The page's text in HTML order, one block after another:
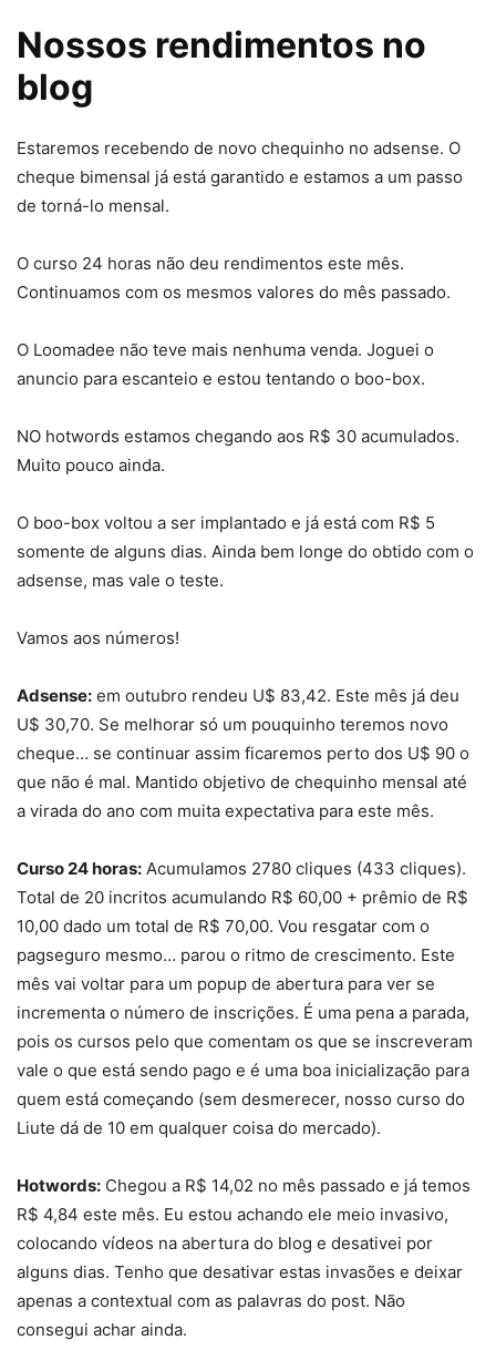
Nossos rendimentos no
blog
Estaremos recebendo de novo chequinho no adsense. O
cheque bimensal já está garantido e estamos a um passo
de torná-lo mensal.
O curso 24 horas não deu rendimentos este mês.
Continuamos com os mesmos valores do mês passado.
O Loomadee não teve mais nenhuma venda. Joguei o
anuncio para escanteio e estou tentando o boo-box.
NO hotwords estamos chegando aos R$ 30 acumulados.
Muito pouco ainda.
O boo-box voltou a ser implantado e já está com R$ 5
somente de alguns dias. Ainda bem longe do obtido com o
adsense, mas vale o teste.
Vamos aos números!
Adsense: em outubro rendeu U$ 83,42. Este mês já deu
U$ 30,70. Se melhorar só um pouquinho teremos novo
cheque… se continuar assim ficaremos perto dos U$ 90 o
que não é mal. Mantido objetivo de chequinho mensal até
a virada do ano com muita expectativa para este mês.
Curso 24 horas: Acumulamos 2780 cliques (433 cliques).
Total de 20 incritos acumulando R$ 60,00 + prêmio de R$
10,00 dado um total de R$ 70,00. Vou resgatar com o
pagseguro mesmo… parou o ritmo de crescimento. Este
mês vai voltar para um popup de abertura para ver se
incrementa o número de inscrições. É uma pena a parada,
pois os cursos pelo que comentam os que se inscreveram
vale o que está sendo pago e é uma boa inicialização para
quem está começando (sem desmerecer, nosso curso do
Liute dá de 10 em qualquer coisa do mercado).
Hotwords: Chegou a R$ 14,02 no mês passado e já temos
R$ 4,84 este mês. Eu estou achando ele meio invasivo,
colocando vídeos na abertura do blog e desativei por
alguns dias. Tenho que desativar estas invasões e deixar
apenas a contextual com as palavras do post. Não
consegui achar ainda.